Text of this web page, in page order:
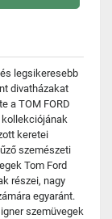
legsikeresebb
divatházakat
a TOM FORD
kollekciójának
keretei
szemészeti
Tom Ford
részei, nagy
egyaránt.
szemüvegek